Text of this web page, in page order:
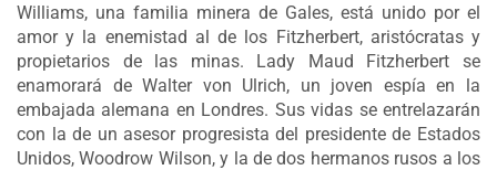
Williams, una familia minera de Gales, está unido por el
amor y la enemistad al de los Fitzherbert, aristócratas y
propietarios de las minas. Lady Maud Fitzherbert se
enamorará de Walter von Ulrich, un joven espía en la
embajada alemana en Londres. Sus vidas se entrelazarán
con la de un asesor progresista del presidente de Estados
Unidos, Woodrow Wilson, y la de dos hermanos rusos a los